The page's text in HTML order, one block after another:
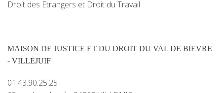
Droit des Etrangers et Droit du Travail
MAISON DE JUSTICE ET DU DROIT DU VAL DE BIEVRE
- VILLEJUIF
01.43.90.25.25